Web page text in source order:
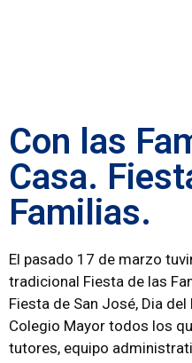
Con las
Casa.
Familias.
El pasado 17 de marzo
tradicional Fiesta de las
Fiesta de San José, Dia
Colegio Mayor todos los
tutores, equipo